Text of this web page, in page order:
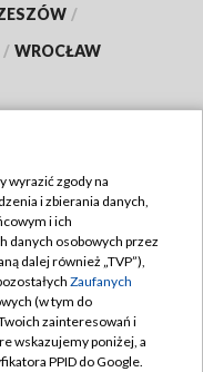
/
/ WROCŁAW
wyrazić zgody na
i zbierania danych,
i ich
danych osobowych przez
dalej również „TVP”),
Zaufanych
(w tym do
zainteresowań i
wskazujemy poniżej, a
PPID do Google.